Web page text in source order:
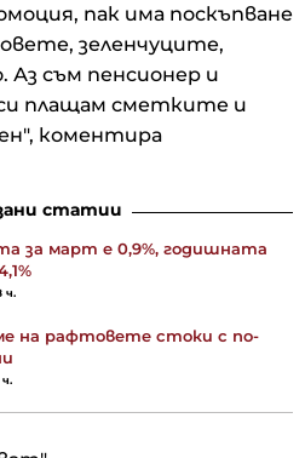
пак има поскъпване
зеленчуците,
Аз съм пенсионер и
плащам сметките и
коментира
статии
за март е 0,9%, годишната
ч.
на рафтовете стоки с по-
ч.